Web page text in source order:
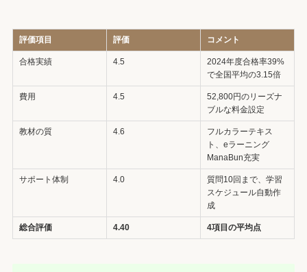
評価項目 評価 コメント
合格実績 4.5
2024年度合格率39%
で全国平均の3.15倍
費用 4.5
52,800円のリーズナ
ブルな料金設定
教材の質 4.6
フルカラーテキス
ト、eラーニング
ManaBun充実
サポート体制 4.0
質問10回まで、学習
スケジュール自動作
成
総合評価 4.40 4項目の平均点